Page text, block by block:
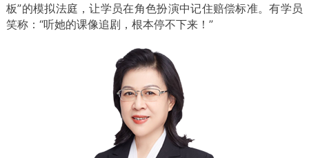
板”的模拟法庭，让学员在角色扮演中记住赔偿标准。有学员
笑称：“听她的课像追剧，根本停不下来！”